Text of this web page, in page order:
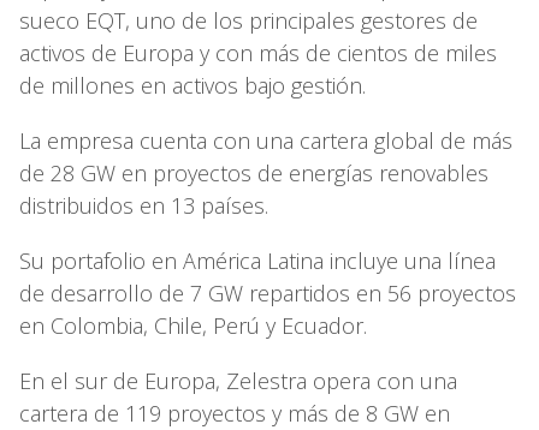
sueco EQT, uno de los principales gestores de
activos de Europa y con más de cientos de miles
de millones en activos bajo gestión.
La empresa cuenta con una cartera global de más
de 28 GW en proyectos de energías renovables
distribuidos en 13 países.
Su portafolio en América Latina incluye una línea
de desarrollo de 7 GW repartidos en 56 proyectos
en Colombia, Chile, Perú y Ecuador.
En el sur de Europa, Zelestra opera con una
cartera de 119 proyectos y más de 8 GW en